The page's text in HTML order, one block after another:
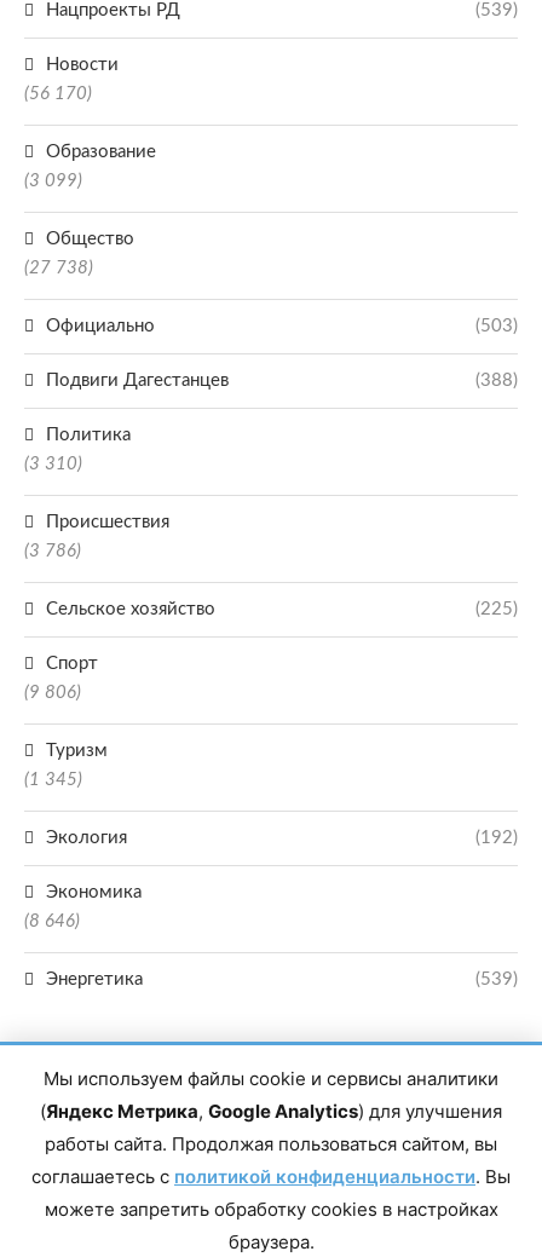
Нацпроекты РД (539)
Новости
(56 170)
Образование
(3 099)
Общество
(27 738)
Официально (503)
Подвиги Дагестанцев (388)
Политика
(3 310)
Происшествия
(3 786)
Сельское хозяйство (225)
Спорт
(9 806)
Туризм
(1 345)
Экология (192)
Экономика
(8 646)
Энергетика (539)
Главный редактор сетевого издания Магомаев Тимур Нухович. Контакты
редакции: 8(988)-292-94-34 Почта: vestiskfo@gmail.com По вопросам
Дагестан, г. Махачкала, пр-т Насрутдинова, д. 1а. Все права защищены.
Копирование и использование полных материалов запрещено, частичное
цитирование возможно только при условии гиперссылки на сайт mirmol.ru.
Мы используем файлы cookie и сервисы аналитики
(Яндекс Метрика, Google Analytics) для улучшения
работы сайта. Продолжая пользоваться сайтом, вы
соглашаетесь с политикой конфиденциальности. Вы
можете запретить обработку cookies в настройках
браузера.